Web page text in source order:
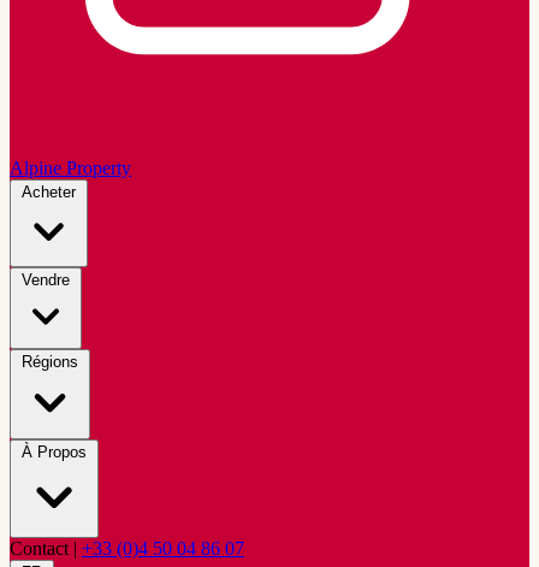
Alpine Property
Acheter
Vendre
Régions
À Propos
Contact | +33 (0)4 50 04 86 07